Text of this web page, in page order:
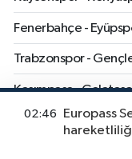
Fenerbahçe -
Trabzonspor -
Kasımpaşa -
Antalyaspor -
02:46
Europass